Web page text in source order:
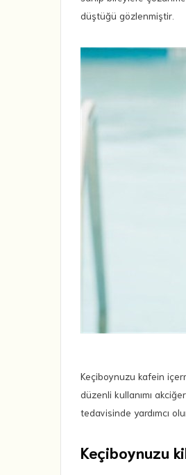
düştüğü gözlenmiştir.
Keçiboynuzu kafein
düzenli kullanımı
tedavisinde yardımcı
Keçiboynuzu